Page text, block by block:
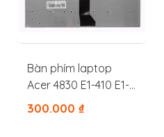
Bàn phím laptop
Acer 4830 E1-410 E1-
432 E1-411 E1-472 E5-
300.000 ₫